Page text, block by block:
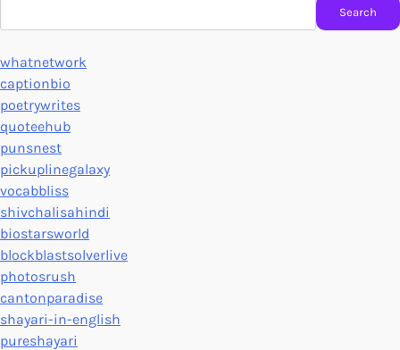
Search
whatnetwork
captionbio
poetrywrites
quoteehub
punsnest
pickuplinegalaxy
vocabbliss
shivchalisahindi
biostarsworld
blockblastsolverlive
photosrush
cantonparadise
shayari-in-english
pureshayari